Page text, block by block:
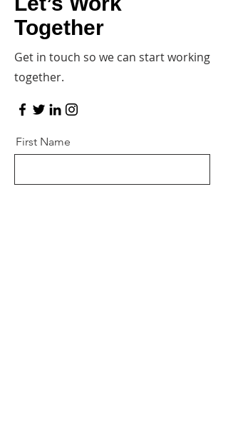
Together
Get in touch so we can start working
together.
First Name